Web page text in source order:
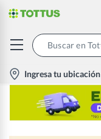
location-
icon
Ingresa tu ubicación